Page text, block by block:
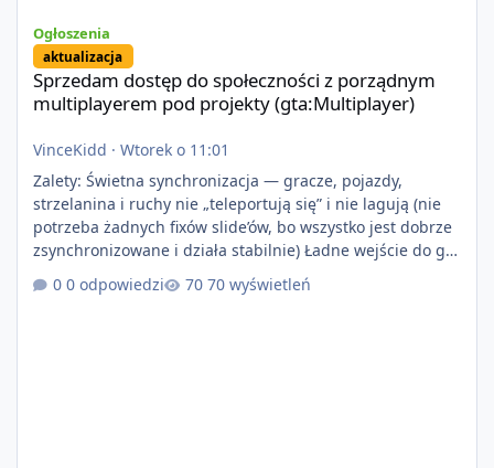
Ogłoszenia
aktualizacja
Sprzedam dostęp do społeczności z porządnym
multiplayerem pod projekty (gta:Multiplayer)
VinceKidd · Wtorek o 11:01
Zalety: Świetna synchronizacja — gracze, pojazdy,
strzelanina i ruchy nie „teleportują się” i nie lagują (nie
potrzeba żadnych fixów slide’ów, bo wszystko jest dobrze
zsynchronizowane i działa stabilnie) Ładne wejście do gry
+ solidny antycheat na poziomie multiplayera Wygodne
pisanie własnych modów i skryptów (wsparcie C# / JS /
0 odpowiedzi 70 wyświetleń